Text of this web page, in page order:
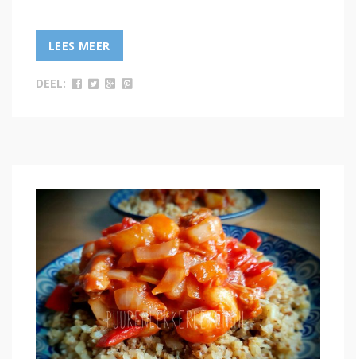
LEES MEER
DEEL: